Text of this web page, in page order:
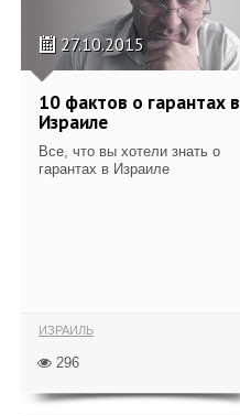
27.10.2015
10 фактов о гарантах в
Израиле
Все, что вы хотели знать о
гарантах в Израиле
ИЗРАИЛЬ
296